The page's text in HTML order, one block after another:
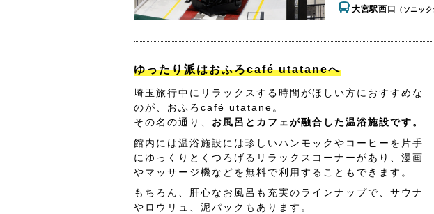
大宮駅西口
（ソニッ
ゆったり派はおふろcafé utataneへ
埼玉旅行中にリラックスする時間がほしい方におすすめな
のが、おふろcafé utatane。
その名の通り、 お風呂とカフェが融合した温浴施設です。
館内には温浴施設には珍しいハンモックやコーヒーを片手
にゆっくりとくつろげるリラックスコーナーがあり、漫画
やマッサージ機などを無料で利用することもできます。
もちろん、肝心なお風呂も充実のラインナップで、サウナ
やロウリュ、泥パックもあります。